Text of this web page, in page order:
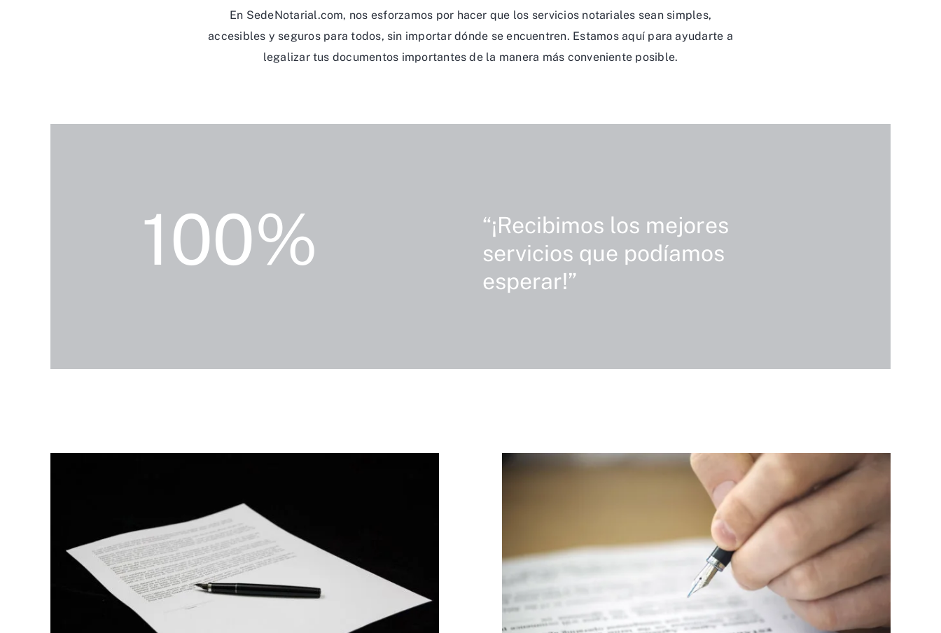
En SedeNotarial.com, nos esforzamos por hacer que los servicios notariales sean simples,
accesibles y seguros para todos, sin importar dónde se encuentren. Estamos aquí para ayudarte a
legalizar tus documentos importantes de la manera más conveniente posible.
100%
“¡Recibimos los mejores
servicios que podíamos
esperar!”